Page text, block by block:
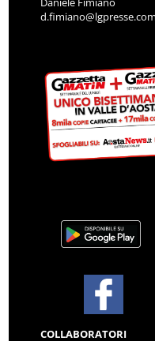
d.fimiano@lgpresse.com
COLLABORATORI